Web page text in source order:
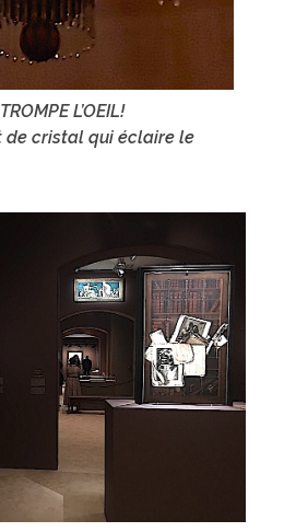
L’OEIL!
de cristal qui éclaire le